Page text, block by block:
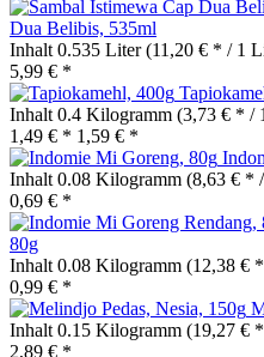
Dua Belibis, 535ml
Inhalt 0.535 Liter(11,20 € * / 1
5,99 € *
Inhalt 0.4 Kilogramm (3,73 € * /
1,49 € * 1,59 € *
Inhalt 0.08 Kilogramm (8,63 € *
0,69 € *
80g
Inhalt 0.08 Kilogramm (12,38 €
0,99 € *
Inhalt 0.15 Kilogramm (19,27 €
2,89 € *